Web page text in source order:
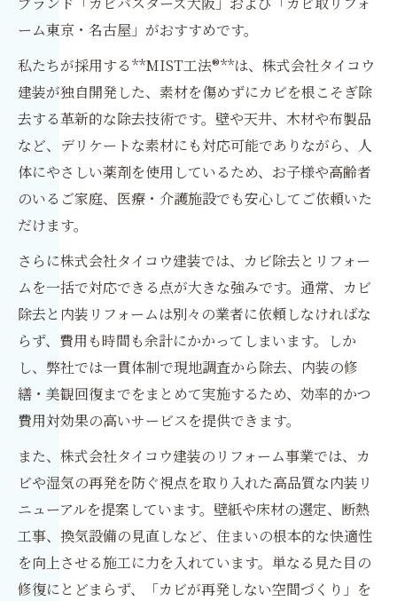
ーム東京・名古屋」がおすすめです。
私たちが採用する**MIST工法®**は、株式会社タイコウ
建装が独自開発した、素材を傷めずにカビを根こそぎ除
去する革新的な除去技術です。壁や天井、木材や布製品
など、デリケートな素材にも対応可能でありながら、人
体にやさしい薬剤を使用しているため、お子様や高齢者
のいるご家庭、医療・介護施設でも安心してご依頼いた
だけます。
さらに株式会社タイコウ建装では、カビ除去とリフォー
ムを一括で対応できる点が大きな強みです。通常、カビ
除去と内装リフォームは別々の業者に依頼しなければな
らず、費用も時間も余計にかかってしまいます。しか
し、弊社では一貫体制で現地調査から除去、内装の修
繕・美観回復までをまとめて実施するため、効率的かつ
費用対効果の高いサービスを提供できます。
また、株式会社タイコウ建装のリフォーム事業では、カ
ビや湿気の再発を防ぐ視点を取り入れた高品質な内装リ
ニューアルを提案しています。壁紙や床材の選定、断熱
工事、換気設備の見直しなど、住まいの根本的な快適性
を向上させる施工に力を入れています。単なる見た目の
修復にとどまらず、「カビが再発しない空間づくり」を